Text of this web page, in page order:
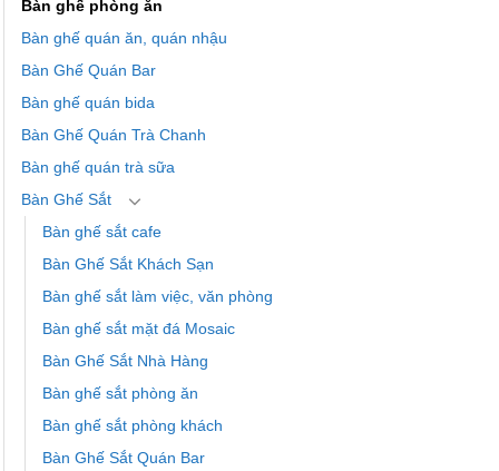
Bàn ghế phòng ăn
Bàn ghế quán ăn, quán nhậu
Bàn Ghế Quán Bar
Bàn ghế quán bida
Bàn Ghế Quán Trà Chanh
Bàn ghế quán trà sữa
Bàn Ghế Sắt
Bàn ghế sắt cafe
Bàn Ghế Sắt Khách Sạn
Bàn ghế sắt làm việc, văn phòng
Bàn ghế sắt mặt đá Mosaic
Bàn Ghế Sắt Nhà Hàng
Bàn ghế sắt phòng ăn
Bàn ghế sắt phòng khách
Bàn Ghế Sắt Quán Bar